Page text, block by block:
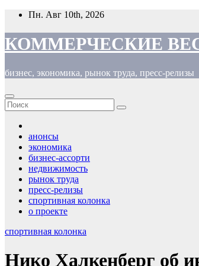
Перейти
содержимому
Пн. Авг 10th, 2026
КОММЕРЧЕСКИЕ
бизнес, экономика, рынок труда, пресс-релизы
анонсы
экономика
бизнес-ассорти
недвижимость
рынок труда
пресс-релизы
спортивная колонка
о проекте
спортивная колонка
Нико Халкенберг об